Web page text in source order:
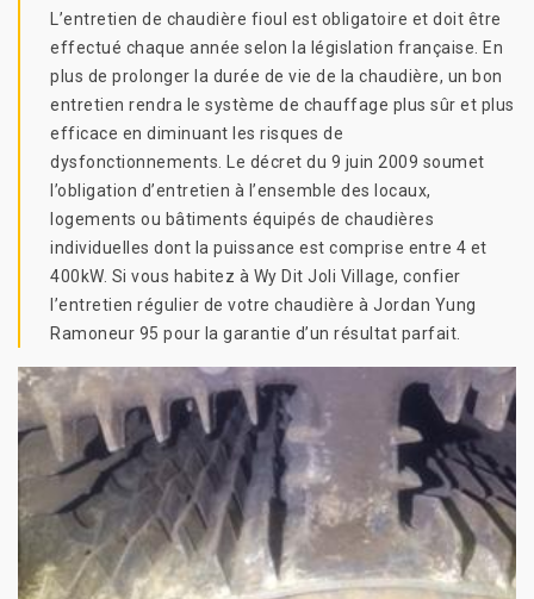
L’entretien de chaudière fioul est obligatoire et doit être
effectué chaque année selon la législation française. En
plus de prolonger la durée de vie de la chaudière, un bon
entretien rendra le système de chauffage plus sûr et plus
efficace en diminuant les risques de
dysfonctionnements. Le décret du 9 juin 2009 soumet
l’obligation d’entretien à l’ensemble des locaux,
logements ou bâtiments équipés de chaudières
individuelles dont la puissance est comprise entre 4 et
400kW. Si vous habitez à Wy Dit Joli Village, confier
l’entretien régulier de votre chaudière à Jordan Yung
Ramoneur 95 pour la garantie d’un résultat parfait.